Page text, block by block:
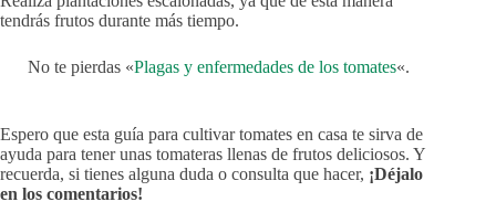
tendrás frutos durante más tiempo.
No te pierdas «Plagas y enfermedades de los tomates«.
Espero que esta guía para cultivar tomates en casa te sirva de
ayuda para tener unas tomateras llenas de frutos deliciosos. Y
recuerda, si tienes alguna duda o consulta que hacer, ¡Déjalo
en los comentarios!